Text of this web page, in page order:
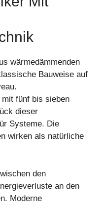
wärmedämmenden
Bauweise auf
fünf bis sieben
dieser
Systeme. Die
wirken als natürliche
den
an den
Moderne